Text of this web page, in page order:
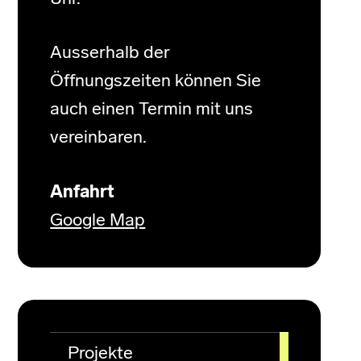
Ausserhalb der
Öffnungszeiten können Sie
auch einen Termin mit uns
vereinbaren.
Anfahrt
Google Map
Projekte